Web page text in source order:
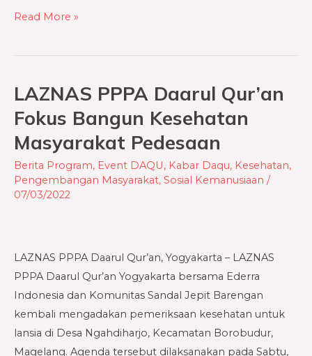
Read More »
LAZNAS PPPA Daarul Qur’an
Fokus Bangun Kesehatan
Masyarakat Pedesaan
Berita Program, Event DAQU, Kabar Daqu, Kesehatan,
Pengembangan Masyarakat, Sosial Kemanusiaan /
07/03/2022
LAZNAS PPPA Daarul Qur’an, Yogyakarta – LAZNAS
PPPA Daarul Qur’an Yogyakarta bersama Ederra
Indonesia dan Komunitas Sandal Jepit Barengan
kembali mengadakan pemeriksaan kesehatan untuk
lansia di Desa Ngahdiharjo, Kecamatan Borobudur,
Magelang. Agenda tersebut dilaksanakan pada Sabtu,
LAZNAS
PPPA
Daarul
Qur’an
Fokus
Bangun
Kesehatan